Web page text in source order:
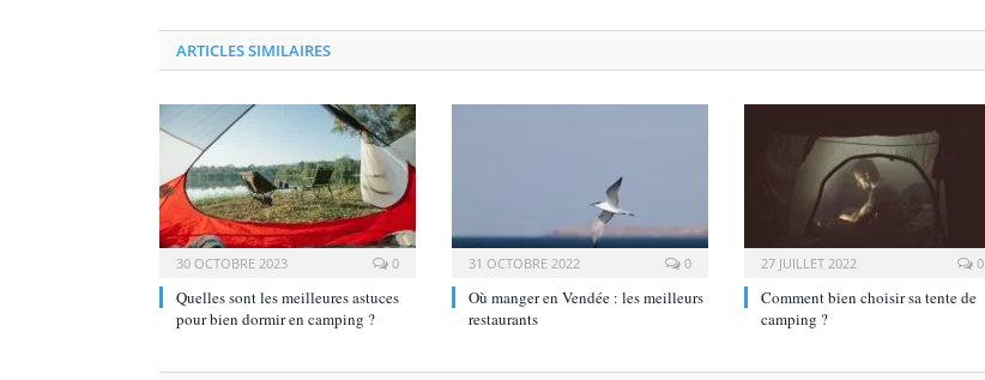
ARTICLES SIMILAIRES
30 OCTOBRE 2023 0
Quelles sont les meilleures astuces
pour bien dormir en camping ?
31 OCTOBRE 2022 0
Où manger en Vendée : les meilleurs
restaurants
27 JUILLET 2022 0
Comment bien choisir sa tente de
camping ?